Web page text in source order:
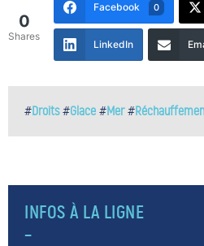
0
Shares
Facebook 0
LinkedIn
#Droits#Glace #Mer#
INFOS À LA LIGNE